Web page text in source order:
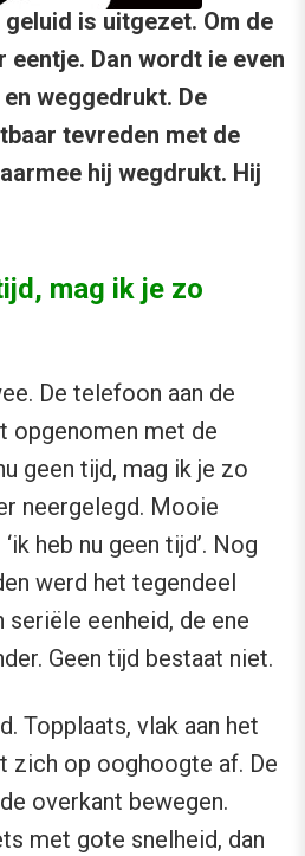
is uitgezet. Om de
eentje. Dan wordt ie even
weggedrukt. De
tevreden met de
hij wegdrukt. Hij
mag ik je zo
De telefoon aan de
opgenomen met de
geen tijd, mag ik je zo
neergelegd. Mooie
heb nu geen tijd’. Nog
werd het tegendeel
seriële eenheid, de ene
Geen tijd bestaat niet.
Topplaats, vlak aan het
zich op ooghoogte af. De
overkant bewegen.
met gote snelheid, dan